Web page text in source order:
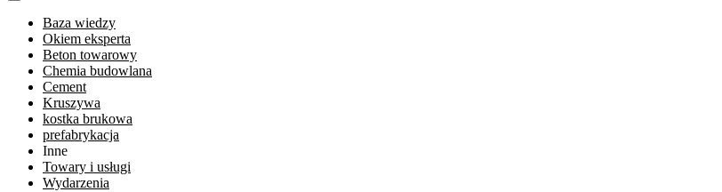
Baza wiedzy
Okiem eksperta
Beton towarowy
Chemia budowlana
Cement
Kruszywa
kostka brukowa
prefabrykacja
Inne
Towary i usługi
Wydarzenia